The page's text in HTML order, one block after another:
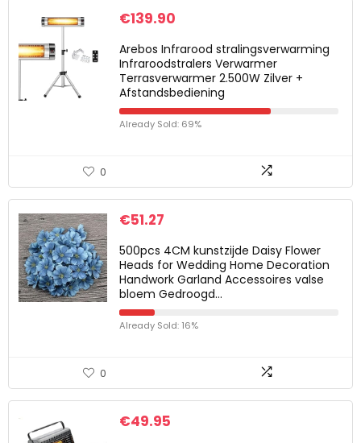
€139.90
Arebos Infrarood stralingsverwarming
Infraroodstralers Verwarmer
Terrasverwarmer 2.500W Zilver +
Afstandsbediening
Already Sold: 69%
0
€51.27
500pcs 4CM kunstzijde Daisy Flower
Heads for Wedding Home Decoration
Handwork Garland Accessoires valse
bloem Gedroogd…
Already Sold: 16%
0
€49.95